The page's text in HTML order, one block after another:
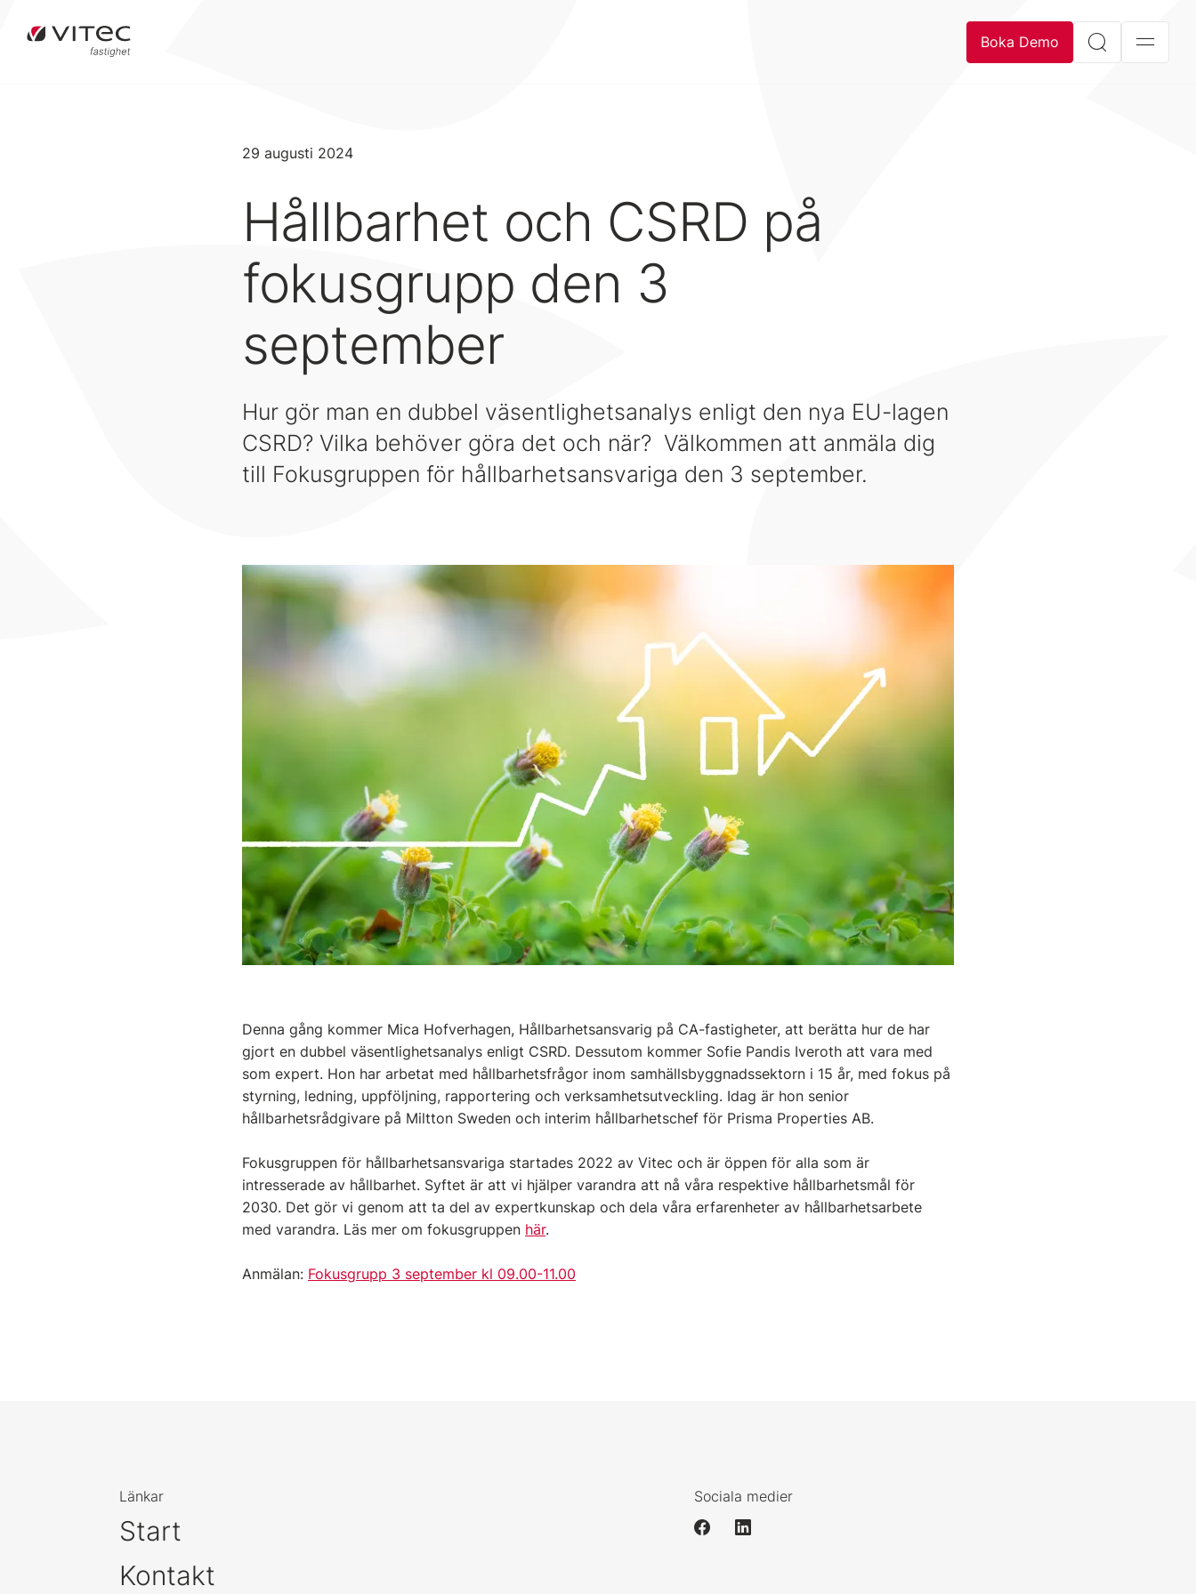
Boka Demo
29 augusti 2024
Hållbarhet och CSRD på
fokusgrupp den 3
september
Hur gör man en dubbel väsentlighetsanalys enligt den nya EU-lagen
CSRD? Vilka behöver göra det och när? Välkommen att anmäla dig
till Fokusgruppen för hållbarhetsansvariga den 3 september.
Denna gång kommer Mica Hofverhagen, Hållbarhetsansvarig på CA-fastigheter, att berätta hur de har
gjort en dubbel väsentlighetsanalys enligt CSRD. Dessutom kommer Sofie Pandis Iveroth att vara med
som expert. Hon har arbetat med hållbarhetsfrågor inom samhällsbyggnadssektorn i 15 år, med fokus på
styrning, ledning, uppföljning, rapportering och verksamhetsutveckling. Idag är hon senior
hållbarhetsrådgivare på Miltton Sweden och interim hållbarhetschef för Prisma Properties AB.
Fokusgruppen för hållbarhetsansvariga startades 2022 av Vitec och är öppen för alla som är
intresserade av hållbarhet. Syftet är att vi hjälper varandra att nå våra respektive hållbarhetsmål för
2030. Det gör vi genom att ta del av expertkunskap och dela våra erfarenheter av hållbarhetsarbete
med varandra. Läs mer om fokusgruppen här.
Anmälan: Fokusgrupp 3 september kl 09.00-11.00
Länkar
Start
Kontakt
Sociala medier